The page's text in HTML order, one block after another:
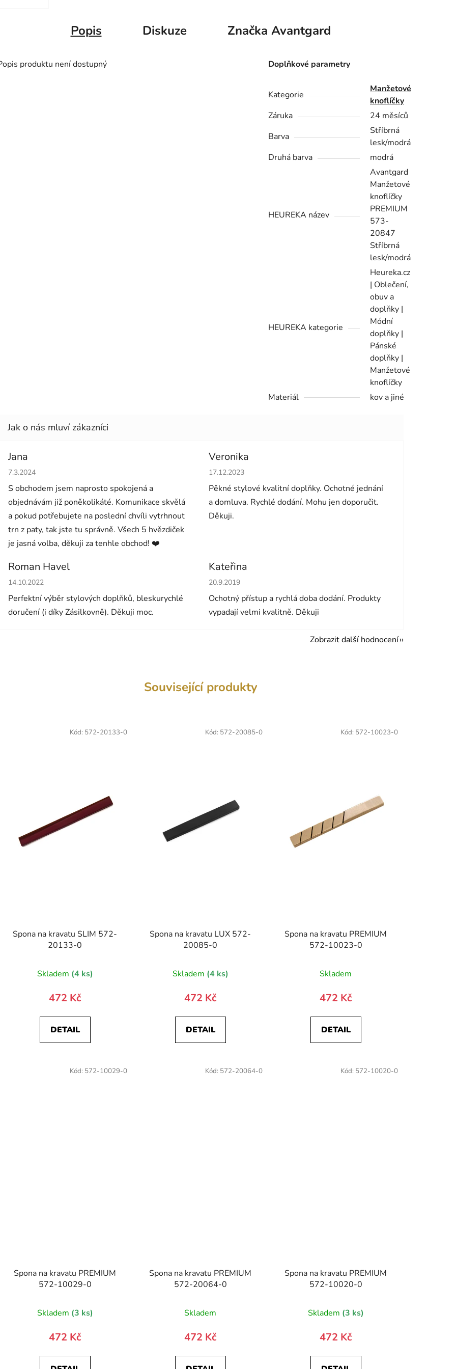
Popis Diskuze Značka Avantgard
produktu není dostupný Doplňkové parametry
Kategorie
Manžetové
knoflíčky
Záruka
24 měsíců
Barva
Stříbrná
lesk/modrá
Druhá barva
modrá
HEUREKA název
Avantgard
Manžetové
knoflíčky
PREMIUM
573-
20847
Stříbrná
lesk/modrá
HEUREKA kategorie
Heureka.cz
| Oblečení,
obuv a
doplňky |
Módní
doplňky |
Pánské
doplňky |
Manžetové
knoflíčky
Materiál
kov a jiné
Jana
Hodnocení obchodu je 5 z 5 hvězdiček.
7.3.2024
S obchodem jsem naprosto spokojená a
objednávám již poněkolikáté. Komunikace skvělá
a pokud potřebujete na poslední chvíli vytrhnout
trn z paty, tak jste tu správně. Všech 5 hvězdiček
je jasná volba, děkuji za tenhle obchod! ❤️
Veronika
Hodnocení obchodu je 5 z 5 hvězdiček.
17.12.2023
Pěkné stylové kvalitní doplňky. Ochotné jednání
a domluva. Rychlé dodání. Mohu jen doporučit.
Děkuji.
Roman Havel
Hodnocení obchodu je 5 z 5 hvězdiček.
14.10.2022
Perfektní výběr stylových doplňků, bleskurychlé
doručení (i díky Zásilkovně). Děkuji moc.
Kateřina
Hodnocení obchodu je 5 z 5 hvězdiček.
20.9.2019
Ochotný přístup a rychlá doba dodání. Produkty
vypadají velmi kvalitně. Děkuji
Zobrazit další hodnocení
Související produkty
Spona na kravatu SLIM 572-
20133-0
Skladem (4 ks)
472 Kč
DETAIL
Kód: 572-20133-0
Spona na kravatu LUX 572-
20085-0
Skladem (4 ks)
472 Kč
DETAIL
Kód: 572-20085-0
Spona na kravatu PREMIUM
572-10023-0
Skladem
472 Kč
DETAIL
Kód: 572-10023-0
Spona na kravatu PREMIUM
572-10029-0
Skladem (3 ks)
472 Kč
Kód: 572-10029-0
Spona na kravatu PREMIUM
572-20064-0
Skladem
472 Kč
Kód: 572-20064-0
Spona na kravatu PREMIUM
572-10020-0
Skladem (3 ks)
472 Kč
Kód: 572-10020-0